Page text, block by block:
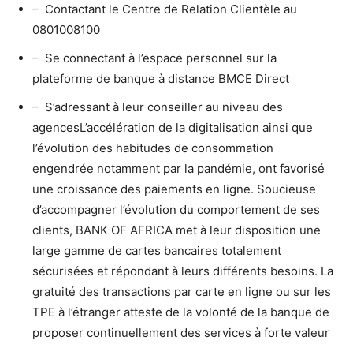
– Contactant le Centre de Relation Clientèle au
0801008100
– Se connectant à l’espace personnel sur la
plateforme de banque à distance BMCE Direct
– S’adressant à leur conseiller au niveau des
agencesL’accélération de la digitalisation ainsi que
l’évolution des habitudes de consommation
engendrée notamment par la pandémie, ont favorisé
une croissance des paiements en ligne. Soucieuse
d’accompagner l’évolution du comportement de ses
clients, BANK OF AFRICA met à leur disposition une
large gamme de cartes bancaires totalement
sécurisées et répondant à leurs différents besoins. La
gratuité des transactions par carte en ligne ou sur les
TPE à l’étranger atteste de la volonté de la banque de
proposer continuellement des services à forte valeur